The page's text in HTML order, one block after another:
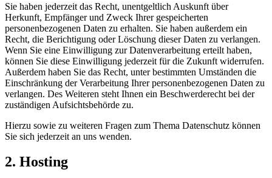
Sie haben jederzeit das Recht, unentgeltlich Auskunft über
Herkunft, Empfänger und Zweck Ihrer gespeicherten
personenbezogenen Daten zu erhalten. Sie haben außerdem ein
Recht, die Berichtigung oder Löschung dieser Daten zu verlangen.
Wenn Sie eine Einwilligung zur Datenverarbeitung erteilt haben,
können Sie diese Einwilligung jederzeit für die Zukunft widerrufen.
Außerdem haben Sie das Recht, unter bestimmten Umständen die
Einschränkung der Verarbeitung Ihrer personenbezogenen Daten zu
verlangen. Des Weiteren steht Ihnen ein Beschwerderecht bei der
zuständigen Aufsichtsbehörde zu.
Hierzu sowie zu weiteren Fragen zum Thema Datenschutz können
Sie sich jederzeit an uns wenden.
2. Hosting